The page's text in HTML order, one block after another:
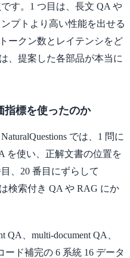
す。1 つ目は、長文 QA や
プトより高い性能を出せる
ークン数とレイテンシをど
、提案した各部品が本当に
指標を使ったのか
では、1 問に
を使い、正解文書の位置を
、20 番目にずらして
検索付き QA や RAG にか
QA、multi-document QA、
ード補完の 6 系統 16 データ